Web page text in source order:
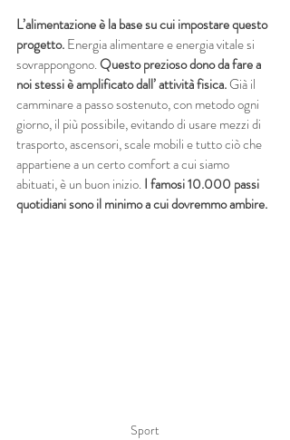
L’alimentazione è la base su cui impostare questo
progetto. Energia alimentare e energia vitale si
sovrappongono. Questo prezioso dono da fare a
noi stessi è amplificato dall’ attività fisica. Già il
camminare a passo sostenuto, con metodo ogni
giorno, il più possibile, evitando di usare mezzi di
trasporto, ascensori, scale mobili e tutto ciò che
appartiene a un certo comfort a cui siamo
abituati, è un buon inizio. I famosi 10.000 passi
quotidiani sono il minimo a cui dovremmo ambire.
Sport